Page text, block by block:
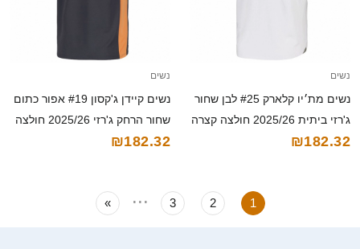
נשים
נשים מת׳יו קלארק #25 לבן שחור
ג'רזי ביתית 2025/26 חולצה קצרה
₪182.32
נשים
נשים קיידן ג'קסון #19 אפור כתום
שחור הרחק ג'רזי 2025/26 חולצה
קצרה
₪182.32
1
2
3
...
»